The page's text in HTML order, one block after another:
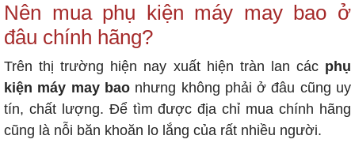
Nên mua phụ kiện máy may bao ở
đâu chính hãng?
Trên thị trường hiện nay xuất hiện tràn lan các phụ
kiện máy may baonhưng không phải ở đâu cũng uy
tín, chất lượng. Để tìm được địa chỉ mua chính hãng
cũng là nỗi băn khoăn lo lắng của rất nhiều người.